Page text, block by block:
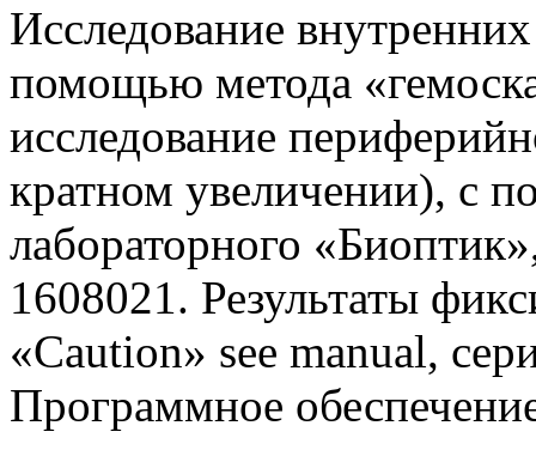
Исследование
помощью метода
исследование
кратном увеличении), с
лабораторного
1608021. Результаты
«Caution» see manual,
Программное